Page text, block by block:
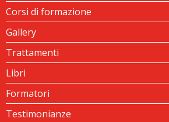
Corsi di formazione
Gallery
Trattamenti
Libri
Formatori
Testimonianze